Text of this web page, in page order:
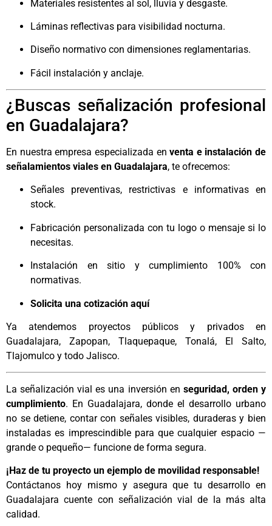
Materiales resistentes al sol, lluvia y desgaste.
Láminas reflectivas para visibilidad nocturna.
Diseño normativo con dimensiones reglamentarias.
Fácil instalación y anclaje.
¿Buscas señalización profesional
en Guadalajara?
En nuestra empresa especializada enventa e instalación de
señalamientos viales en Guadalajara, te ofrecemos:
Señales preventivas, restrictivas e informativas en
stock.
Fabricación personalizada con tu logo o mensaje si lo
necesitas.
Instalación en sitio y cumplimiento 100% con
normativas.
Solicita una cotización aquí
Ya atendemos proyectos públicos y privados en
Guadalajara, Zapopan, Tlaquepaque, Tonalá, El Salto,
Tlajomulco y todo Jalisco.
La señalización vial es una inversión en seguridad, orden y
cumplimiento. En Guadalajara, donde el desarrollo urbano
no se detiene, contar con señales visibles, duraderas y bien
instaladas es imprescindible para que cualquier espacio —
grande o pequeño— funcione de forma segura.
¡Haz de tu proyecto un ejemplo de movilidad responsable!
Contáctanos hoy mismo y asegura que tu desarrollo en
Guadalajara cuente con señalización vial de la más alta
calidad.